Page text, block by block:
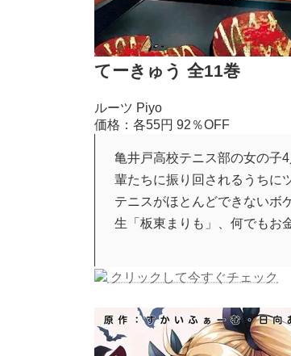
てーきゅう 全11巻
ルーツ Piyo
価格：各55円 92％OFF
亀井戸高校テニス部の女の子
輩たちに振り回されるうちに
テニスがほとんどできないボ
生「板東まりも」、何でもお
クリックして今すぐチェック